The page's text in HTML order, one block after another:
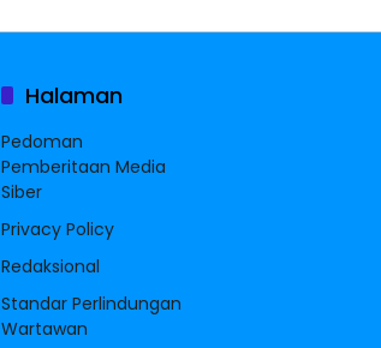
Halaman
Pedoman
Pemberitaan Media
Siber
Privacy Policy
Redaksional
Standar Perlindungan
Wartawan